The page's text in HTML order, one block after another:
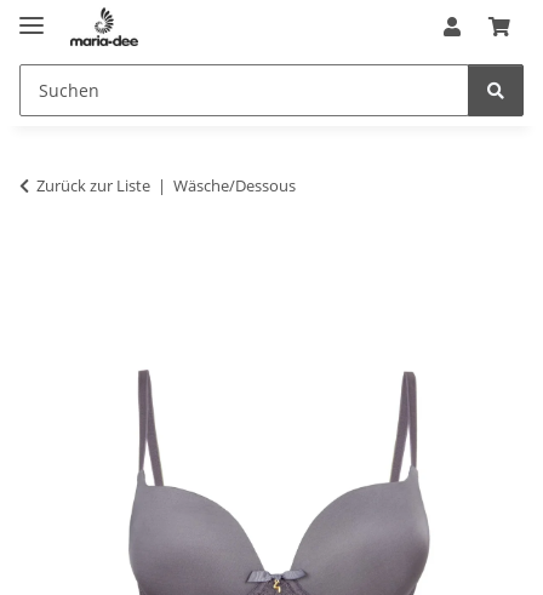
Zurück zur Liste Wäsche/Dessous